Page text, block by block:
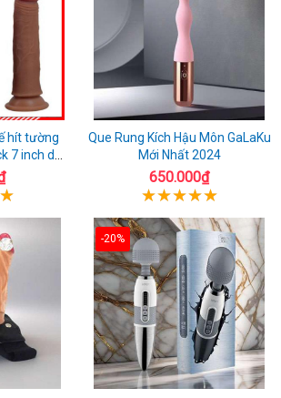
hít tường
7 inch da
Que Rung Kích Hậu Môn GaLaKu
Mới Nhất 2024
650.000₫
-20%